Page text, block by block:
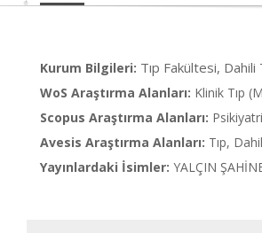
Kurum Bilgileri: Tıp Fakültesi, Dahili
WoS Araştırma Alanları: Klinik Tıp
Scopus Araştırma Alanları:
Avesis Araştırma Alanları: Tıp,
Yayınlardaki İsimler: YALÇIN